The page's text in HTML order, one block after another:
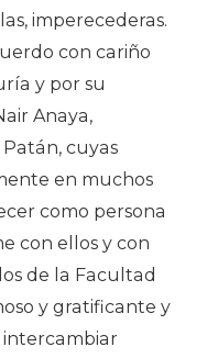
imperecederas.
con cariño
y por su
Anaya,
cuyas
en muchos
como persona
con ellos y con
de la Facultad
y gratificante y